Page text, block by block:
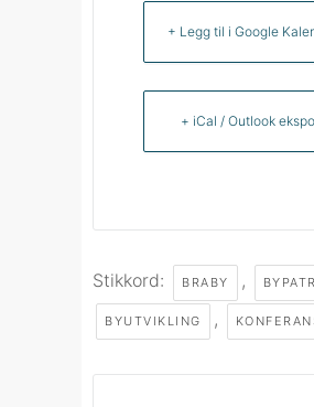
+ Legg til i Google
+ iCal / Outlook
Stikkord: BRABY ,
BYUTVIKLING ,